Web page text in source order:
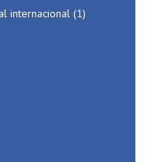
internacional (1)